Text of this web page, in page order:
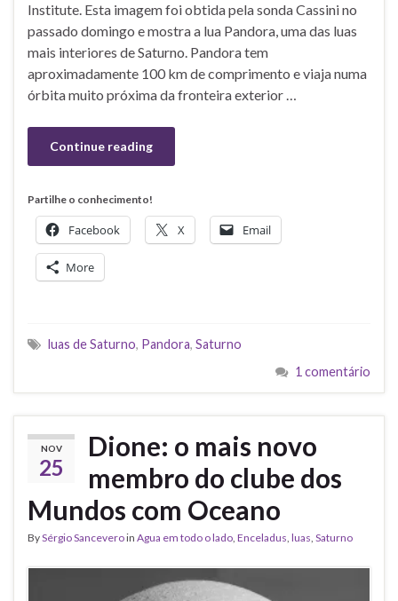
Institute. Esta imagem foi obtida pela sonda Cassini no
passado domingo e mostra a lua Pandora, uma das luas
mais interiores de Saturno. Pandora tem
aproximadamente 100 km de comprimento e viaja numa
órbita muito próxima da fronteira exterior …
Continue reading
Partilhe o conhecimento!
Facebook X Email
More
luas de Saturno, Pandora, Saturno
1 comentário
NOV
25
Dione: o mais novo
membro do clube dos
Mundos com Oceano
BySérgio Sanceveroin Agua em todo o lado, Enceladus, luas, Saturno